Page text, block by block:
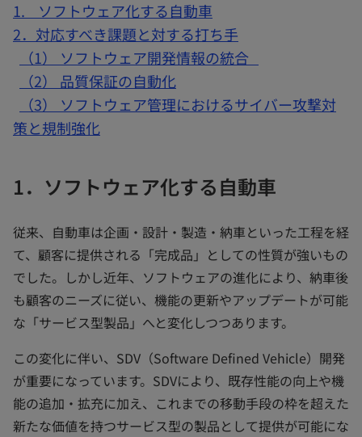
1. ソフトウェア化する自動車
2．対応すべき課題と対する打ち手
（1） ソフトウェア開発情報の統合
（2） 品質保証の自動化
（3） ソフトウェア管理におけるサイバー攻撃対
策と規制強化
1．ソフトウェア化する自動車
従来、自動車は企画・設計・製造・納車といった工程を経
て、顧客に提供される「完成品」としての性質が強いもの
でした。しかし近年、ソフトウェアの進化により、納車後
も顧客のニーズに従い、機能の更新やアップデートが可能
な「サービス型製品」へと変化しつつあります。
この変化に伴い、SDV（Software Defined Vehicle）開発
が重要になっています。SDVにより、既存性能の向上や機
能の追加・拡充に加え、これまでの移動手段の枠を超えた
新たな価値を持つサービス型の製品として提供が可能にな